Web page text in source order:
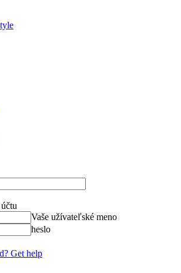
Vaše užívateľské meno
heslo
Get help